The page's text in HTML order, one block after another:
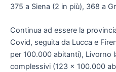
375 a Siena (2 in più), 368 a
Continua ad essere la
Covid, seguita da Lucca e
per 100.000 abitanti), Livorno
complessivi (123 x 100.000